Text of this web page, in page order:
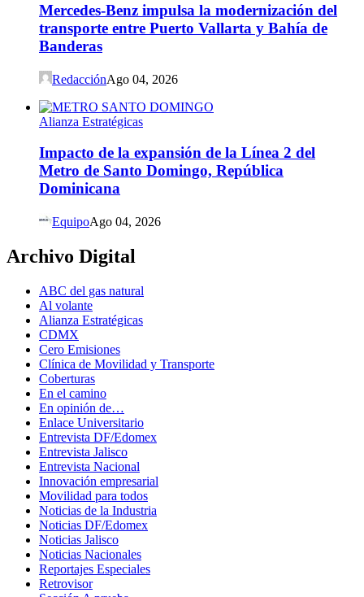
Mercedes-Benz impulsa la modernización del
transporte entre Puerto Vallarta y Bahía de
Banderas
RedacciónAgo 04, 2026
Alianza Estratégicas
Impacto de la expansión de la Línea 2 del
Metro de Santo Domingo, República
Dominicana
EquipoAgo 04, 2026
Archivo Digital
ABC del gas natural
Al volante
Alianza Estratégicas
CDMX
Cero Emisiones
Clínica de Movilidad y Transporte
Coberturas
En el camino
En opinión de…
Enlace Universitario
Entrevista DF/Edomex
Entrevista Jalisco
Entrevista Nacional
Innovación empresarial
Movilidad para todos
Noticias de la Industria
Noticias DF/Edomex
Noticias Jalisco
Noticias Nacionales
Reportajes Especiales
Retrovisor